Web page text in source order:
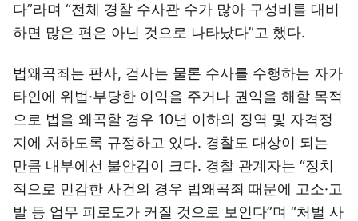
다”라며 “전체 경찰 수사관 수가 많아 구성비를 대비
하면 많은 편은 아닌 것으로 나타났다”고 했다.
법왜곡죄는 판사, 검사는 물론 수사를 수행하는 자가
타인에 위법·부당한 이익을 주거나 권익을 해할 목적
으로 법을 왜곡할 경우 10년 이하의 징역 및 자격정
지에 처하도록 규정하고 있다. 경찰도 대상이 되는
만큼 내부에선 불안감이 크다. 경찰 관계자는 “정치
적으로 민감한 사건의 경우 법왜곡죄 때문에 고소·고
발 등 업무 피로도가 커질 것으로 보인다”며 “처벌 사